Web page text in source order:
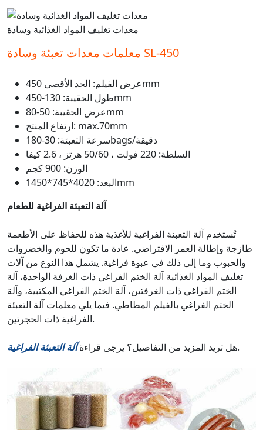
معدات تغليف المواد الغذائية وسادة
معلمات معدات تعبئة وسادة SL-450
عرض الفيلم: الحد الأقصى 450mm
طول الحقيبة: 130-450mm
عرض الحقيبة: 50-80mm
ارتفاع المنتج: max.70mm
سرعة التعبئة: 30-180bags/دقيقة
السلطة: 220 فولت ، 50/60 هرتز ، 2.6 كيفا
الوزن: 900 كجم
البعد: 4020*745*1450mm
آلة التعبئة الفراغية للطعام
تُستخدم آلة التعبئة الفراغية للأغذية هذه للحفاظ على الأطعمة
طازجة وإطالة العمر الافتراضي. عادة ما تكون للحوم والخضروات
والحبوب وما إلى ذلك في عبوة فراغية. يشمل هذا النوع من آلات
تغليف المواد الغذائية آلة الختم الفراغي ذات الغرفة الواحدة، آلة
الختم الفراغي ذات الغرفتين، آلة الختم الفراغي المكتبية، وآلة
الختم الفراغي بالفيلم المطاطي. فيما يلي معلمات آلة التعبئة
الفراغية ذات الحجرتين.
هل تريد المزيد من التفاصيل؟ يرجى قراءةآلة التعبئة الفراغية .